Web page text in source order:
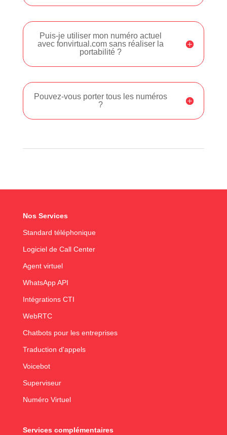
Puis-je utiliser mon numéro actuel
avec fonvirtual.com sans réaliser la
portabilité ?
Pouvez-vous porter tous les numéros
?
Nos Services
Standard téléphonique
Logiciel de Call Center
Agent virtuel
WhatsApp API
Intégrations CTI
WebRTC
Chatbots pour les entreprises
Traduction d'appels
Voicebot
Superviseur
Numéro Virtuel
Services complémentaires